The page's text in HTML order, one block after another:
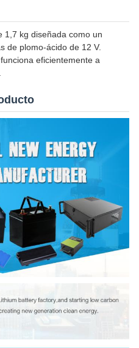
1,7 kg diseñada como un
de plomo-ácido de 12 V.
eficientemente a